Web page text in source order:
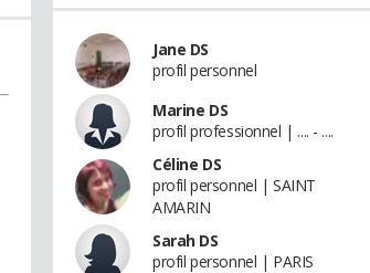
Jane DS
profil personnel
Marine DS
profil professionnel | .... - ....
Céline DS
profil personnel | SAINT
AMARIN
Sarah DS
profil personnel | PARIS